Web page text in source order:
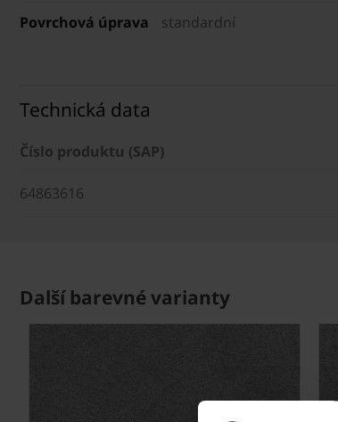
Povrchová úprava standardní
Technická data
Číslo produktu (SAP)
64863616
Další barevné varianty